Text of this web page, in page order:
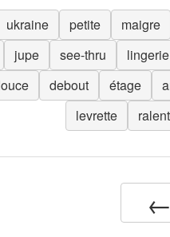
ukraine petite maigre
jupe see-thru lingerie
debout étage
levrette
←